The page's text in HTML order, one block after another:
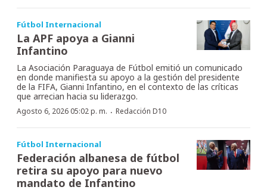
Fútbol Internacional
La APF apoya a Gianni
Infantino
La Asociación Paraguaya de Fútbol emitió un comunicado
en donde manifiesta su apoyo a la gestión del presidente
de la FIFA, Gianni Infantino, en el contexto de las críticas
que arrecian hacia su liderazgo.
Agosto 6, 2026 05:02 p. m. · Redacción D10
Fútbol Internacional
Federación albanesa de fútbol
retira su apoyo para nuevo
mandato de Infantino